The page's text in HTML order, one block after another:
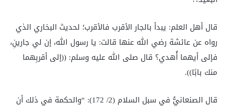
قال أهل العلم: يبدأ بالجار الأقرب فالأقرب؛ لحديث البخاري الذي
رواه عن عائشة رضي الله عنها قالت: يا رسول الله، إن لي جارينِ،
فإلى أيهما أُهدي؟ قال صلى الله عليه وسلم: ((إلى أقربِهما
منك بابًا)).
قال الصنعانيُّ في سبل السلام (2/ 172): “والحكمة في ذلك أن